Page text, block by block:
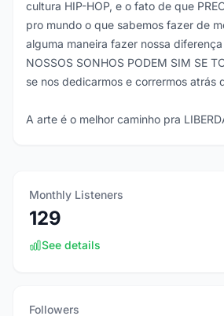
cultura HIP-HOP, e o fato de que
pro mundo o que sabemos fazer de
alguma maneira fazer nossa
NOSSOS SONHOS PODEM SIM SE
se nos dedicarmos e corrermos atrás
A arte é o melhor caminho pra
Monthly Listeners
129
See details
Followers